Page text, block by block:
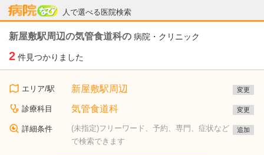
人で選べる医院検索
病院なび
新屋敷駅周辺の気管食道科の 病院・クリニック
2 件見つかりました
エリア/駅 新屋敷駅周辺 変更
診療科目 気管食道科 変更
詳細条件
(未指定)フリーワード、予約、専門、症状など
で検索できます
追加